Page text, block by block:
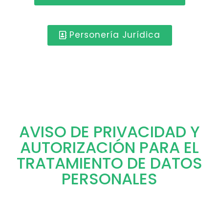
Personería Jurídica
AVISO DE PRIVACIDAD Y
AUTORIZACIÓN PARA EL
TRATAMIENTO DE DATOS
PERSONALES